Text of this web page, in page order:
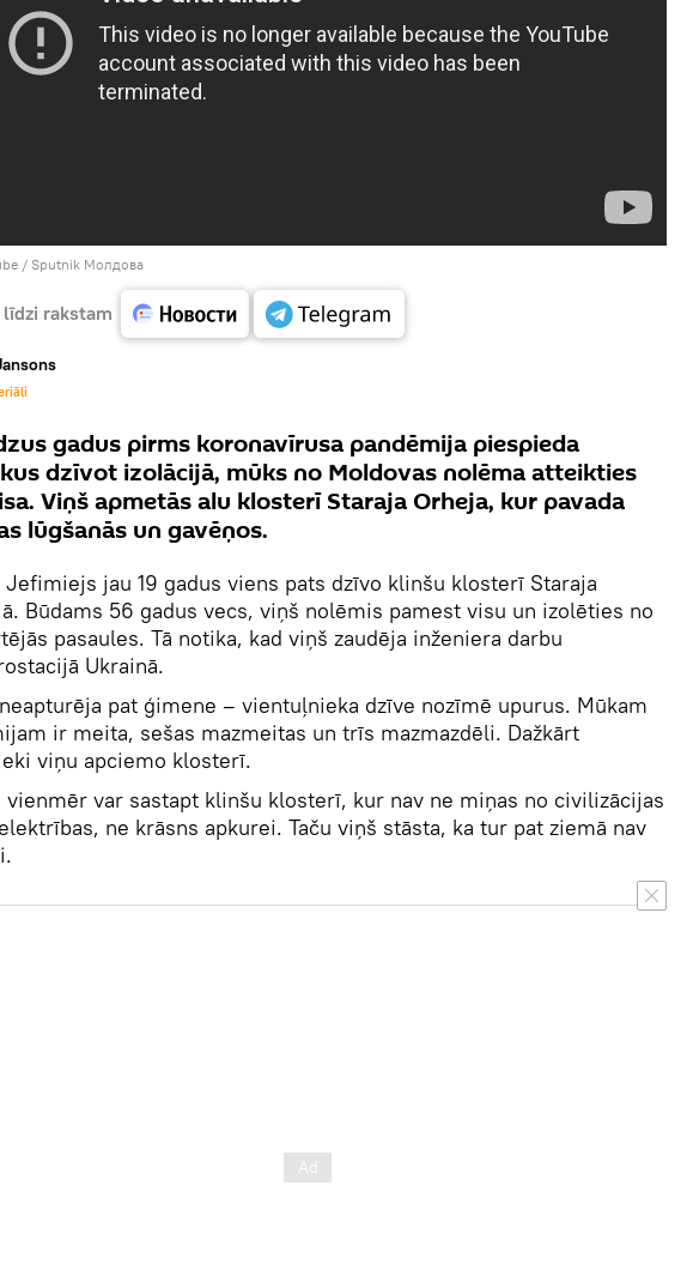
/ Sputnik Молдова
rakstam
gadus pirms koronavīrusa pandēmija piespieda
dzīvot izolācijā, mūks no Moldovas nolēma atteikties
Viņš apmetās alu klosterī Staraja Orheja, kur pavada
lūgšanās un gavēņos.
Jefimiejs jau 19 gadus viens pats dzīvo klinšu klosterī Staraja
Būdams 56 gadus vecs, viņš nolēmis pamest visu un izolēties no
pasaules. Tā notika, kad viņš zaudēja inženiera darbu
Ukrainā.
pat ģimene – vientuļnieka dzīve nozīmē upurus. Mūkam
ir meita, sešas mazmeitas un trīs mazmazdēli. Dažkārt
viņu apciemo klosterī.
vienmēr var sastapt klinšu klosterī, kur nav ne miņas no civilizācijas
ne krāsns apkurei. Taču viņš stāsta, ka tur pat ziemā nav